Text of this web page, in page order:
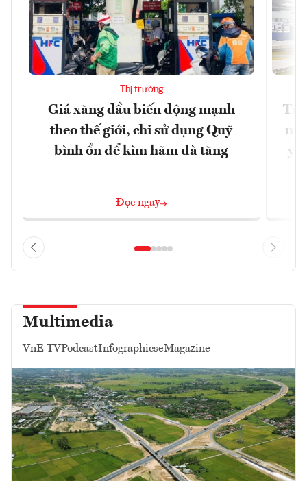
Thị trường
Giá xăng dầu biến động mạnh
theo thế giới, chi sử dụng Quỹ
bình ổn để kìm hãm đà tăng
Đọc ngay
Multimedia
VnE TVPodcastInfographicseMagazine